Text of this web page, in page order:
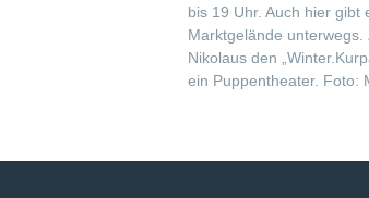
bis 19 Uhr. Auch hier gibt
Marktgelände
Nikolaus den
ein Puppentheater. Foto: